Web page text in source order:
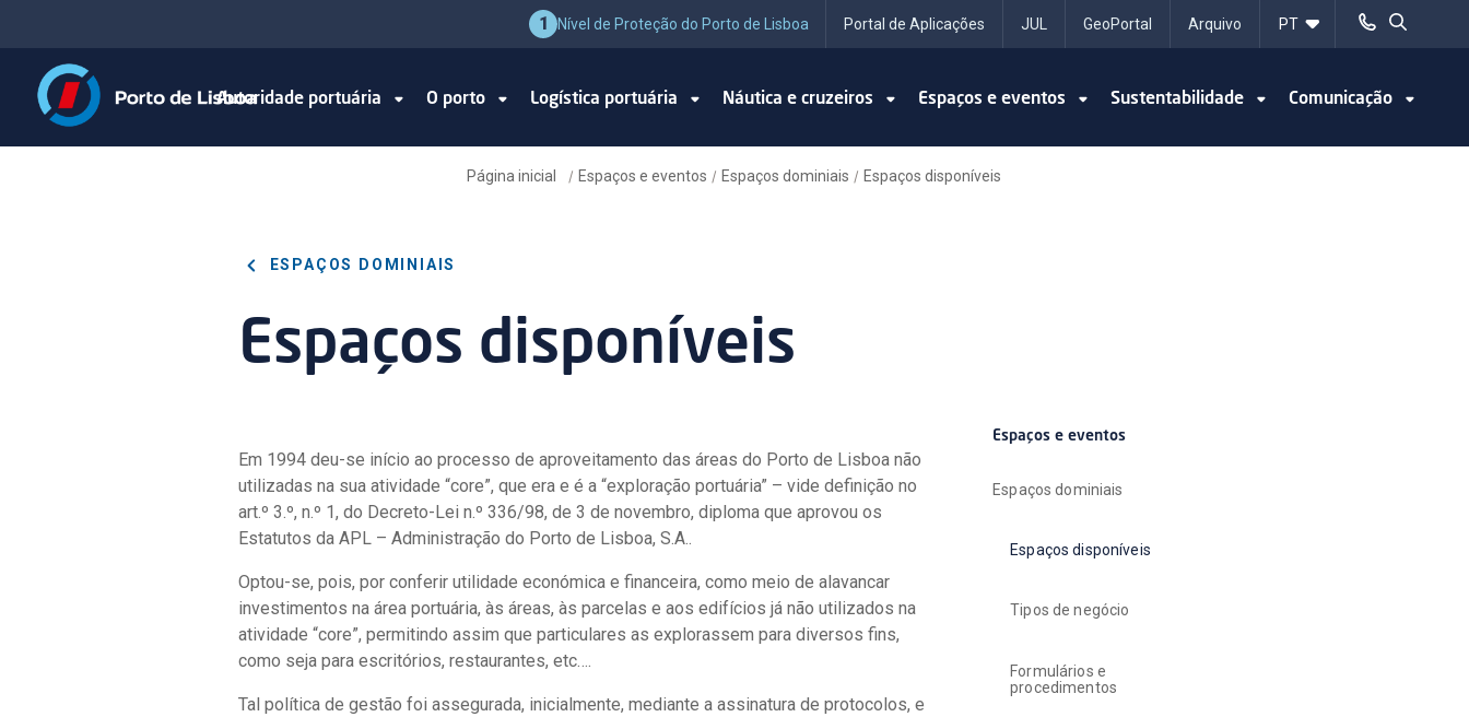
1 Nível de Proteção do Porto de Lisboa Portal de Aplicações JUL GeoPortal Arquivo
Autoridade portuária O porto Logística portuária Náutica e cruzeiros Espaços e eventos Sustentabilidade Comunicação
Página inicial / Espaços e eventos / Espaços dominiais / Espaços disponíveis
ESPAÇOS DOMINIAIS
Espaços disponíveis
Em 1994 deu-se início ao processo de aproveitamento das áreas do Porto de Lisboa não
utilizadas na sua atividade “core”, que era e é a “exploração portuária” – vide definição no
art.º 3.º, n.º 1, do Decreto-Lei n.º 336/98, de 3 de novembro, diploma que aprovou os
Estatutos da APL – Administração do Porto de Lisboa, S.A..
Optou-se, pois, por conferir utilidade económica e financeira, como meio de alavancar
investimentos na área portuária, às áreas, às parcelas e aos edifícios já não utilizados na
atividade “core”, permitindo assim que particulares as explorassem para diversos fins,
como seja para escritórios, restaurantes, etc….
Tal política de gestão foi assegurada, inicialmente, mediante a assinatura de protocolos, e
Espaços e eventos
Espaços dominiais
Espaços disponíveis
Tipos de negócio
Formulários e
procedimentos